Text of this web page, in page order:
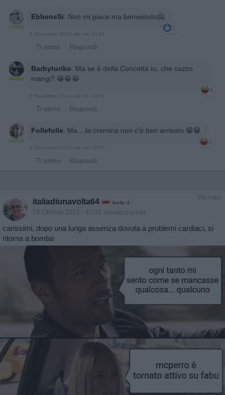
EbbeneSi: Non mi piace ma benvenuto🤗
1
8 Novembre 2024 alle ore 13:41
· Ti stimo · Rispondi
Barbyturiko: Ma se è della Concetta tu, che cazzo
mangi? 😁😁😁
1
8 Novembre 2024 alle ore 14:01
· Ti stimo · Rispondi
Follefolle: Ma....la cremina non c'è ben arrivato 😁😁
1
8 Novembre 2024 alle ore 15:05
· Ti stimo · Rispondi
Vaccata
italiadiunavolta64 livello 4
23 Ottobre 2024 - 4.015 visualizzazioni
carissimi, dopo una lunga assenza dovuta a problemi cardiaci, si
ritorna a bomba